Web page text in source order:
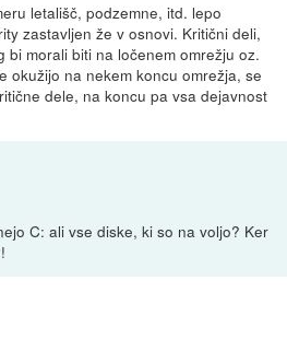
letališč, podzemne, itd. lepo
zastavljen že v osnovi. Kritični deli,
bi morali biti na ločenem omrežju oz.
okužijo na nekem koncu omrežja, se
dele, na koncu pa vsa dejavnost
C: ali vse diske, ki so na voljo? Ker